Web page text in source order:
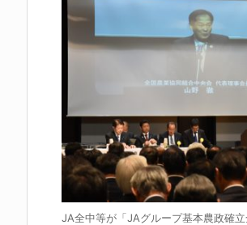
JA全中等が「JAグループ基本農政確